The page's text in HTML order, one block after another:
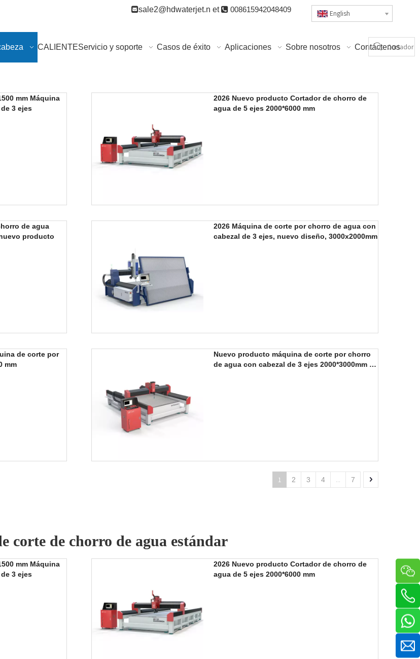
sale2@hdwaterjet.n et 008615942048409 English
CALIENTEServicio y soporte Casos de éxito Aplicaciones Sobre nosotros Contáctenos
mm Máquina
3 ejes
2026 Nuevo producto Cortador de chorro de
agua de 5 ejes 2000*6000 mm
de agua
producto
2026 Máquina de corte por chorro de agua con
cabezal de 3 ejes, nuevo diseño, 3000x2000mm
de corte por
mm
Nuevo producto máquina de corte por chorro
de agua con cabezal de 3 ejes 2000*3000mm a
1 2 3 4 ... 7
corte de chorro de agua estándar
mm Máquina
3 ejes
2026 Nuevo producto Cortador de chorro de
agua de 5 ejes 2000*6000 mm